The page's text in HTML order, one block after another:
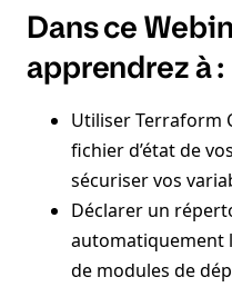
Dans ce
apprendrez à :
Utiliser Terraform
fichier d’état de
sécuriser vos
Déclarer un
automatiquement
de modules de